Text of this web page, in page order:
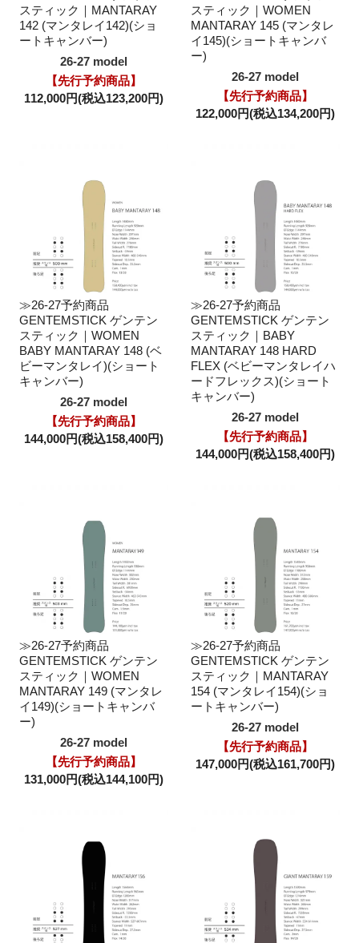
スティック｜MANTARAY
142 (マンタレイ142)(ショ
ートキャンバー)
26-27 model
【先行予約商品】
112,000円(税込123,200円)
スティック｜WOMEN
MANTARAY 145 (マンタレ
イ145)(ショートキャンバ
ー)
26-27 model
【先行予約商品】
122,000円(税込134,200円)
≫26-27予約商品
GENTEMSTICK ゲンテン
スティック｜WOMEN
BABY MANTARAY 148 (ベ
ビーマンタレイ)(ショート
キャンバー)
26-27 model
【先行予約商品】
144,000円(税込158,400円)
≫26-27予約商品
GENTEMSTICK ゲンテン
スティック｜BABY
MANTARAY 148 HARD
FLEX (ベビーマンタレイハ
ードフレックス)(ショート
キャンバー)
26-27 model
【先行予約商品】
144,000円(税込158,400円)
≫26-27予約商品
GENTEMSTICK ゲンテン
スティック｜WOMEN
MANTARAY 149 (マンタレ
イ149)(ショートキャンバ
ー)
26-27 model
【先行予約商品】
131,000円(税込144,100円)
≫26-27予約商品
GENTEMSTICK ゲンテン
スティック｜MANTARAY
154 (マンタレイ154)(ショ
ートキャンバー)
26-27 model
【先行予約商品】
147,000円(税込161,700円)